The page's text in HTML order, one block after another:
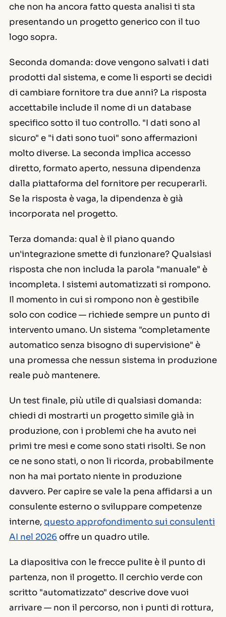
che non ha ancora fatto questa analisi ti sta
presentando un progetto generico con il tuo
logo sopra.
Seconda domanda: dove vengono salvati i dati
prodotti dal sistema, e come li esporti se decidi
di cambiare fornitore tra due anni? La risposta
accettabile include il nome di un database
specifico sotto il tuo controllo. "I dati sono al
sicuro" e "i dati sono tuoi" sono affermazioni
molto diverse. La seconda implica accesso
diretto, formato aperto, nessuna dipendenza
dalla piattaforma del fornitore per recuperarli.
Se la risposta è vaga, la dipendenza è già
incorporata nel progetto.
Terza domanda: qual è il piano quando
un'integrazione smette di funzionare? Qualsiasi
risposta che non includa la parola "manuale" è
incompleta. I sistemi automatizzati si rompono.
Il momento in cui si rompono non è gestibile
solo con codice — richiede sempre un punto di
intervento umano. Un sistema "completamente
automatico senza bisogno di supervisione" è
una promessa che nessun sistema in produzione
reale può mantenere.
Un test finale, più utile di qualsiasi domanda:
chiedi di mostrarti un progetto simile già in
produzione, con i problemi che ha avuto nei
primi tre mesi e come sono stati risolti. Se non
ce ne sono stati, o non li ricorda, probabilmente
non ha mai portato niente in produzione
davvero. Per capire se vale la pena affidarsi a un
consulente esterno o sviluppare competenze
interne,questo approfondimento sui consulenti
AI nel 2026offre un quadro utile.
La diapositiva con le frecce pulite è il punto di
partenza, non il progetto. Il cerchio verde con
scritto "automatizzato" descrive dove vuoi
arrivare — non il percorso, non i punti di rottura,